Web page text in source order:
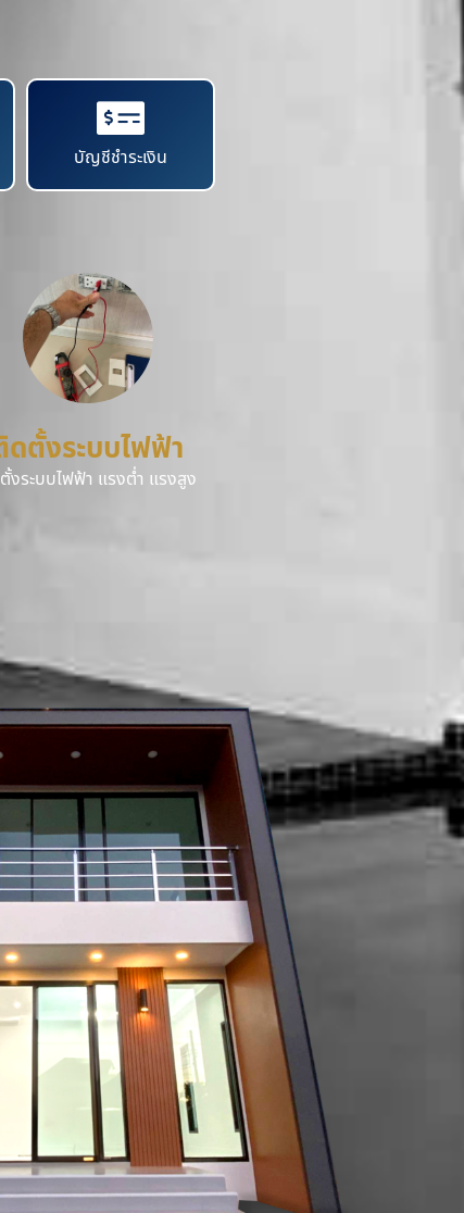
บัญชีชำระเงิน
ดตั้งระบบไฟฟ้า
งระบบไฟฟ้า แรงต่ำ แรงสูง